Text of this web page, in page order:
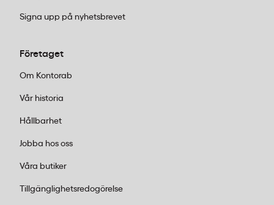
blir missvisande.
Signa upp på nyhetsbrevet
Företaget
Om Kontorab
Vår historia
Hållbarhet
Jobba hos oss
Våra butiker
Tillgänglighetsredogörelse